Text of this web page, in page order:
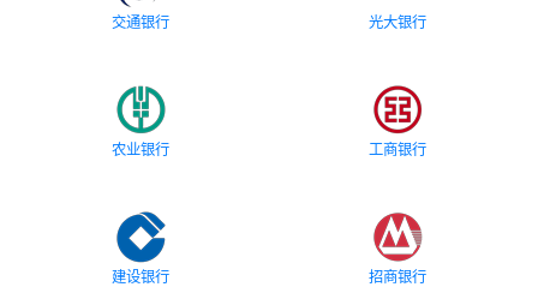
交通银行 光大银行
农业银行 工商银行
建设银行 招商银行